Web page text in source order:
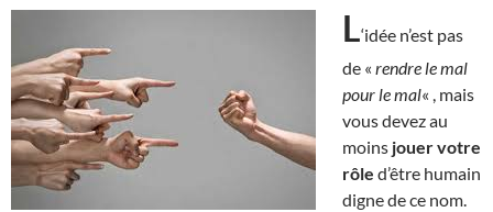
L‘idée n’est pas
de « rendre le mal
pour le mal« , mais
vous devez au
moins jouer votre
rôle d’être humain
digne de ce nom.